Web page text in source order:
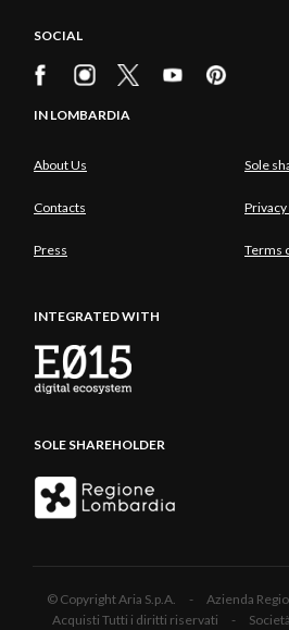
SOCIAL
IN LOMBARDIA
About Us Sole
Contacts
Press Terms
INTEGRATED WITH
SOLE SHAREHOLDER
© Copyright Aria S.p.A. - Azienda
Acquisti Tutti i diritti riservati - Società